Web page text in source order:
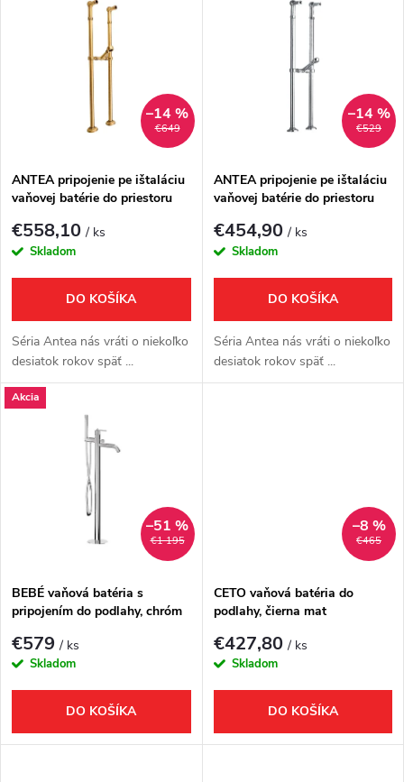
e
p
r
o
d
u
v
Najpredávanejšie
s
p
r
d
u
v
€649
–14 %
ANTEA pripojenie pe ištaláciu
vaňovej batérie do priestoru
€558,10/ ks
Skladom
DO KOŠÍKA
Séria Antea nás vráti o niekoľko
desiatok rokov späť ...
€529
–14 %
ANTEA pripojenie pe ištaláciu
vaňovej batérie do priestoru
€454,90/ ks
Skladom
DO KOŠÍKA
Séria Antea nás vráti o niekoľko
desiatok rokov späť ...
Akcia
€1 195
–51 %
BEBÉ vaňová batéria s
pripojením do podlahy, chróm
€579/ ks
Skladom
DO KOŠÍKA
€465
–8 %
CETO vaňová batéria do
podlahy, čierna mat
€427,80/ ks
Skladom
DO KOŠÍKA